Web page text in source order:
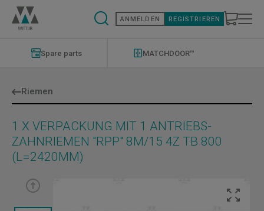
Direkt
zum
Inhalt
ANMELDEN REGISTRIEREN
Spare parts MATCHDOOR™
Riemen
1 X VERPACKUNG MIT 1 ANTRIEBS-
ZAHNRIEMEN "RPP" 8M/15 4Z TB 800
(L=2420MM)